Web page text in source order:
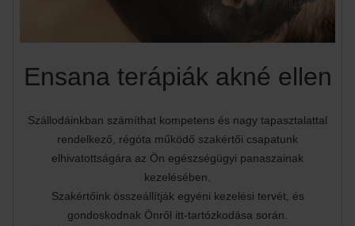
Ensana terápiák akné ellen
Szállodáinkban számíthat kompetens és nagy tapasztalattal
rendelkező, régóta működő szakértői csapatunk
elhivatottságára az Ön egészségügyi panaszainak
kezelésében.
Szakértőink összeállítják egyéni kezelési tervét, és
gondoskodnak Önről itt-tartózkodása során.